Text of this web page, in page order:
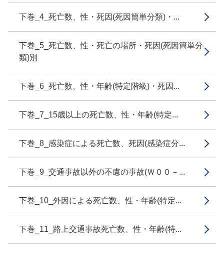
下巻_4_死亡数、性・死因(死因簡単分類)・...
下巻_5_死亡数、性・死亡の場所・死因(死因簡単分
類)別
下巻_6_死亡数、性・年齢(特定階級)・死因...
下巻_7_15歳以上の死亡数、性・年齢(特定...
下巻_8_感染症による死亡数、死因(感染症分...
下巻_9_交通事故以外の不慮の事故(Ｗ００－...
下巻_10_外因による死亡数、性・年齢(特定...
下巻_11_路上交通事故死亡数、性・年齢(特...